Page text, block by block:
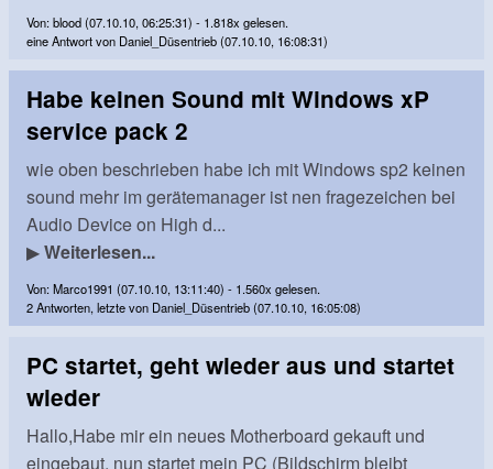
Von: blood (07.10.10, 06:25:31) - 1.818x gelesen.
eine Antwort von Daniel_Düsentrieb (07.10.10, 16:08:31)
Habe keinen Sound mit Windows xP
service pack 2
wie oben beschrieben habe ich mit Windows sp2 keinen
sound mehr im gerätemanager ist nen fragezeichen bei
Audio Device on High d...
▶Weiterlesen...
Von: Marco1991 (07.10.10, 13:11:40) - 1.560x gelesen.
2 Antworten, letzte von Daniel_Düsentrieb (07.10.10, 16:05:08)
PC startet, geht wieder aus und startet
wieder
Hallo,Habe mir ein neues Motherboard gekauft und
eingebaut, nun startet mein PC (Bildschirm bleibt